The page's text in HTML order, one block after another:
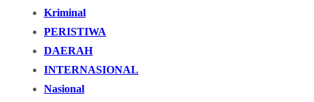
Kriminal
PERISTIWA
DAERAH
INTERNASIONAL
Nasional